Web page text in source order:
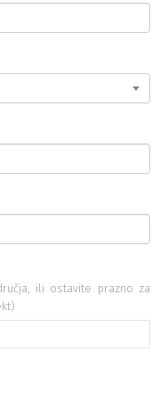
ili ostavite prazno za